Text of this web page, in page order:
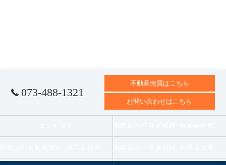
073-488-1321
不動産売買はこちら
お問い合わせはこちら